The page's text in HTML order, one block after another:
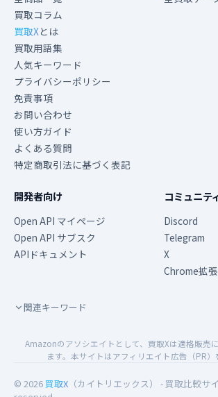
買取コラム
買取Xとは
買取用語集
人気キーワード
プライバシーポリシー
免責事項
お問い合わせ
使い方ガイド
よくある質問
特定商取引法に基づく表記
開発者向け
Open API マイページ
Open API サブスク
APIドキュメント
コミュニテ
Discord
Telegram
X
Chrome拡
関連キーワード
Amazonのアソシエイトとして、買取Xは適格販売
ます。本サイトはアフィリエイト広告（PR）
© 2026 買取X （カイトリエックス） - 買取比較サ